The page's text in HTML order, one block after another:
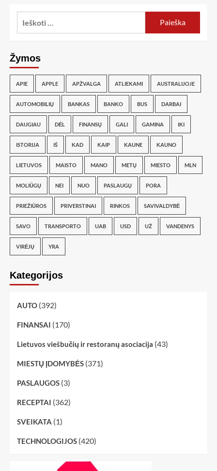
Žymos
APIE APPLE APŽVALGA ATLIEKAMI AUSTRALIJOJE
AUTOMOBILIŲ BANKAS BANKO BUS DARBAI
DAUGIAU DĖL FINANSŲ GALI GAMINA IKI
ISTORIJA IŠ KAD KAIP KAUNE KAUNO
LIETUVOS MAISTO MANO METŲ MIESTO MLN
MOLIŪGŲ NEI NUO PASLAUGŲ PORA
PRIEŽIŪROS PRIVERSTINAI RINKOS SAVIVALDYBĖ
SAVO TRANSPORTO UAB USD UŽ VANDENYS
VIRĖJŲ YRA
Kategorijos
AUTO (392)
FINANSAI (170)
Lietuvos viešbučių ir restoranų asociacija (43)
MIESTŲ ĮDOMYBĖS (371)
PASLAUGOS (3)
RECEPTAI (362)
SVEIKATA (1)
TECHNOLOGIJOS (420)